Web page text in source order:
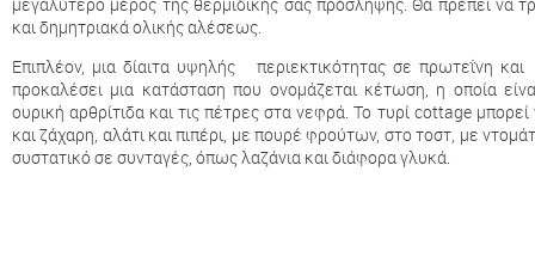
και δημητριακά ολικής αλέσεως.
Επιπλέον, μια δίαιτα υψηλής περιεκτικότητας σε πρωτεΐνη
προκαλέσει μια κατάσταση που ονομάζεται κέτωση, η οποία
ουρική αρθρίτιδα και τις πέτρες στα νεφρά. Το τυρί cottage
και ζάχαρη, αλάτι και πιπέρι, με πουρέ φρούτων, στο τοστ, με
συστατικό σε συνταγές, όπως λαζάνια και διάφορα γλυκά.